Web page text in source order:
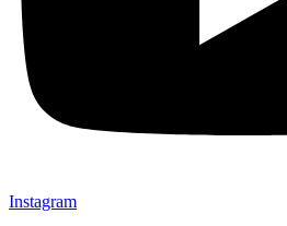
Instagram